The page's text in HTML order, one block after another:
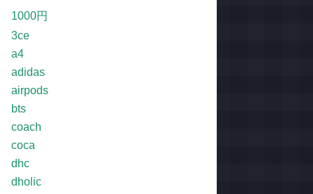
1000円
3ce
a4
adidas
airpods
bts
coach
coca
dhc
dholic